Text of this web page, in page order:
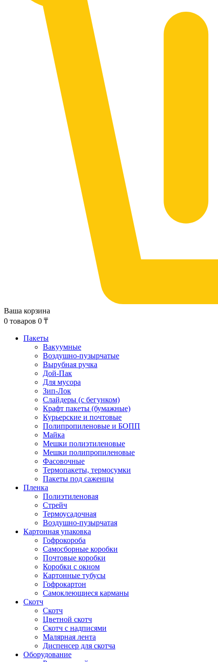
Ваша корзина
0 товаров 0 ₸
Пакеты
Вакуумные
Воздушно-пузырчатые
Вырубная ручка
Дой-Пак
Для мусора
Зип-Лок
Слайдеры (с бегунком)
Крафт пакеты (бумажные)
Курьерские и почтовые
Полипропиленовые и БОПП
Майка
Мешки полиэтиленовые
Мешки полипропиленовые
Фасовочные
Термопакеты, термосумки
Пакеты под саженцы
Пленка
Полиэтиленовая
Стрейч
Термоусадочная
Воздушно-пузырчатая
Картонная упаковка
Гофрокороба
Самосборные коробки
Почтовые коробки
Коробки с окном
Картонные тубусы
Гофрокартон
Самоклеющиеся карманы
Скотч
Скотч
Цветной скотч
Скотч с надписями
Малярная лента
Диспенсер для скотча
Оборудование